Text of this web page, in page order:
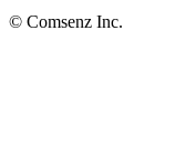
© Comsenz Inc.